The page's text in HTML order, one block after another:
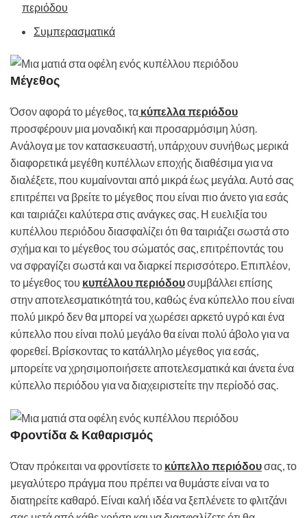
περιόδου
Συμπερασματικά
Μέγεθος
Όσον αφορά το μέγεθος, τα κύπελλα περιόδου
προσφέρουν μια μοναδική και προσαρμόσιμη λύση.
Ανάλογα με τον κατασκευαστή, υπάρχουν συνήθως μερικά
διαφορετικά μεγέθη κυπέλλων εποχής διαθέσιμα για να
διαλέξετε, που κυμαίνονται από μικρά έως μεγάλα. Αυτό σας
επιτρέπει να βρείτε το μέγεθος που είναι πιο άνετο για εσάς
και ταιριάζει καλύτερα στις ανάγκες σας. Η ευελιξία του
κυπέλλου περιόδου διασφαλίζει ότι θα ταιριάζει σωστά στο
σχήμα και το μέγεθος του σώματός σας, επιτρέποντάς του
να σφραγίζει σωστά και να διαρκεί περισσότερο. Επιπλέον,
το μέγεθος του κυπέλλου περιόδουσυμβάλλει επίσης
στην αποτελεσματικότητά του, καθώς ένα κύπελλο που είναι
πολύ μικρό δεν θα μπορεί να χωρέσει αρκετό υγρό και ένα
κύπελλο που είναι πολύ μεγάλο θα είναι πολύ άβολο για να
φορεθεί. Βρίσκοντας το κατάλληλο μέγεθος για εσάς,
μπορείτε να χρησιμοποιήσετε αποτελεσματικά και άνετα ένα
κύπελλο περιόδου για να διαχειριστείτε την περίοδό σας.
Φροντίδα & Καθαρισμός
Όταν πρόκειται να φροντίσετε το κύπελλο περιόδουσας, το
μεγαλύτερο πράγμα που πρέπει να θυμάστε είναι να το
διατηρείτε καθαρό. Είναι καλή ιδέα να ξεπλένετε το φλιτζάνι